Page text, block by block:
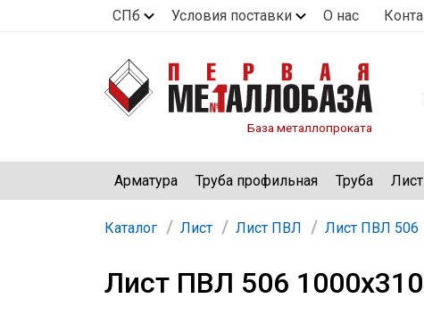
СПб Условия поставки О нас
База металлопроката
Арматура Труба профильная Труба Лист
Каталог Лист Лист ПВЛ Лист ПВЛ 506
Лист ПВЛ 506